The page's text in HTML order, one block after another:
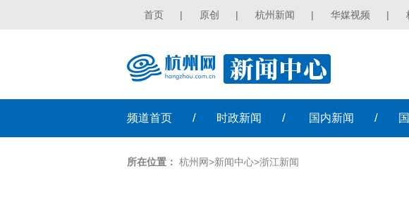
首页 | 原创 | 杭州新闻 | 华媒视频 |
频道首页 / 时政新闻 / 国内新闻 /
所在位置： 杭州网>新闻中心>浙江新闻